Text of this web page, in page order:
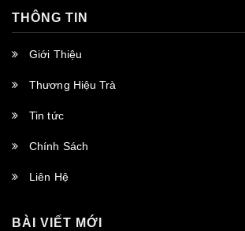
THÔNG TIN
Giới Thiệu
Thương Hiệu Trà
Tin tức
Chính Sách
Liên Hệ
BÀI VIẾT MỚI